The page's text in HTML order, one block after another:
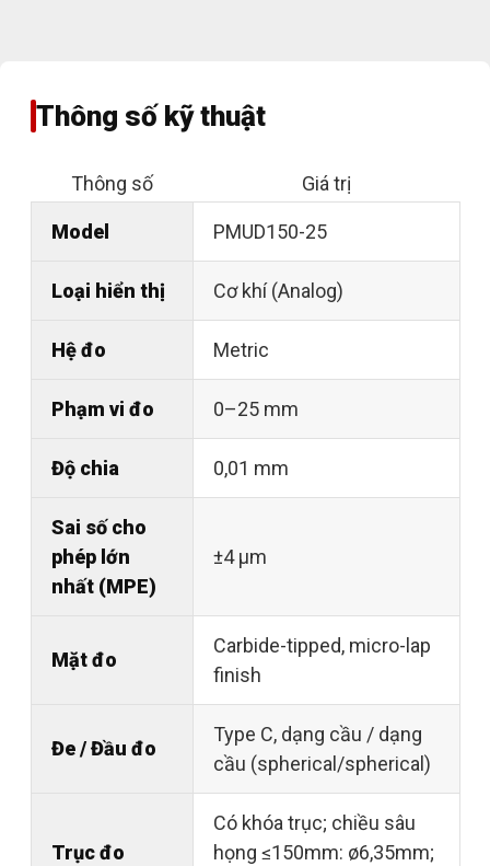
Thông số kỹ thuật
Thông số Giá trị
Model PMUD150-25
Loại hiển thị Cơ khí (Analog)
Hệ đo Metric
Phạm vi đo 0–25 mm
Độ chia 0,01 mm
Sai số cho
phép lớn
nhất (MPE)
±4 µm
Mặt đo
Carbide-tipped, micro-lap
finish
Đe / Đầu đo
Type C, dạng cầu / dạng
cầu (spherical/spherical)
Trục đo
Có khóa trục; chiều sâu
họng ≤150mm: ø6,35mm;